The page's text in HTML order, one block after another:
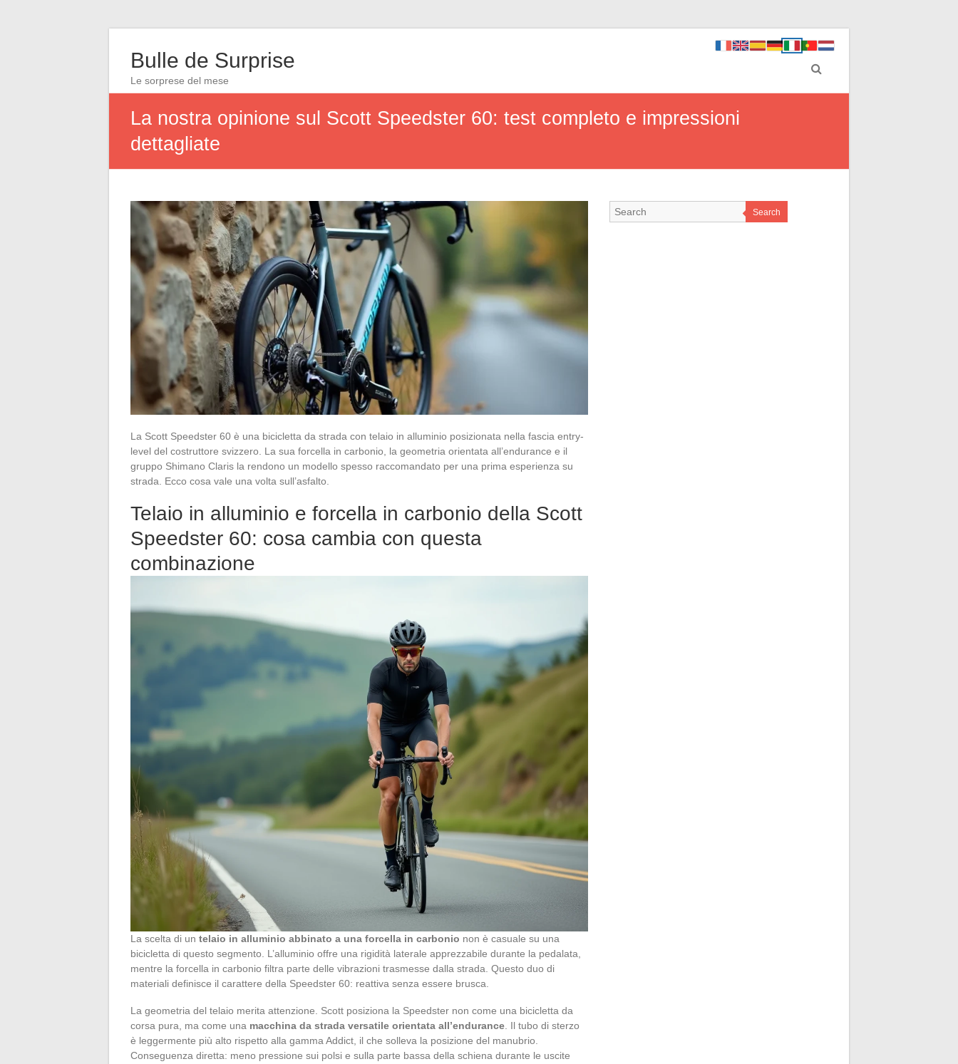
Bulle de Surprise
Le sorprese del mese
La nostra opinione sul Scott Speedster 60: test completo e impressioni
dettagliate
La Scott Speedster 60 è una bicicletta da strada con telaio in alluminio posizionata nella fascia entry-
level del costruttore svizzero. La sua forcella in carbonio, la geometria orientata all’endurance e il
gruppo Shimano Claris la rendono un modello spesso raccomandato per una prima esperienza su
strada. Ecco cosa vale una volta sull’asfalto.
Telaio in alluminio e forcella in carbonio della Scott
Speedster 60: cosa cambia con questa
combinazione
La scelta di un telaio in alluminio abbinato a una forcella in carbonio non è casuale su una
bicicletta di questo segmento. L’alluminio offre una rigidità laterale apprezzabile durante la pedalata,
mentre la forcella in carbonio filtra parte delle vibrazioni trasmesse dalla strada. Questo duo di
materiali definisce il carattere della Speedster 60: reattiva senza essere brusca.
La geometria del telaio merita attenzione. Scott posiziona la Speedster non come una bicicletta da
corsa pura, ma come una macchina da strada versatile orientata all’endurance. Il tubo di sterzo
è leggermente più alto rispetto alla gamma Addict, il che solleva la posizione del manubrio.
Conseguenza diretta: meno pressione sui polsi e sulla parte bassa della schiena durante le uscite
Search